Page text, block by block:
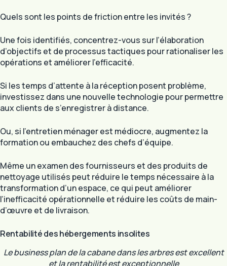
Quels sont les points de friction entre les invités ?
Une fois identifiés, concentrez-vous sur l’élaboration
d’objectifs et de processus tactiques pour rationaliser les
opérations et améliorer l’efficacité.
Si les temps d’attente à la réception posent problème,
investissez dans une nouvelle technologie pour permettre
aux clients de s’enregistrer à distance.
Ou, si l’entretien ménager est médiocre, augmentez la
formation ou embauchez des chefs d’équipe.
Même un examen des fournisseurs et des produits de
nettoyage utilisés peut réduire le temps nécessaire à la
transformation d’un espace, ce qui peut améliorer
l’inefficacité opérationnelle et réduire les coûts de main-
d’œuvre et de livraison.
Rentabilité des hébergements insolites
Le business plan de la cabane dans les arbres est excellent
et la rentabilité est exceptionnelle